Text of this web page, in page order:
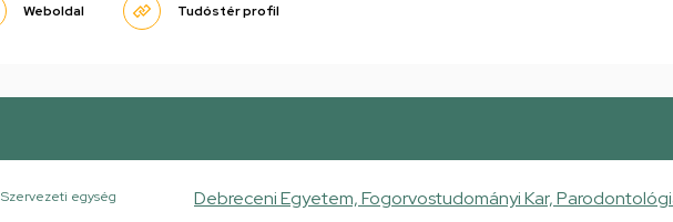
Weboldal Tudóstér profil
Szervezeti egység Debreceni Egyetem, Fogorvostudományi Kar,